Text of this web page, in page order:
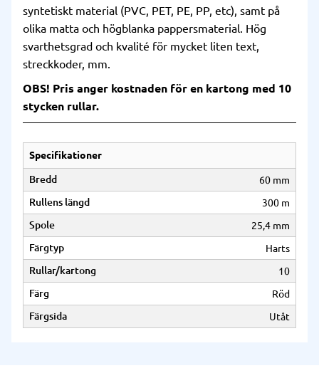
syntetiskt material (PVC, PET, PE, PP, etc), samt på
olika matta och högblanka pappersmaterial. Hög
svarthetsgrad och kvalité för mycket liten text,
streckkoder, mm.
OBS! Pris anger kostnaden för en kartong med 10
stycken rullar.
Specifikationer
Bredd
60 mm
Rullens längd
300 m
Spole
25,4 mm
Färgtyp
Harts
Rullar/kartong
10
Färg
Röd
Färgsida
Utåt